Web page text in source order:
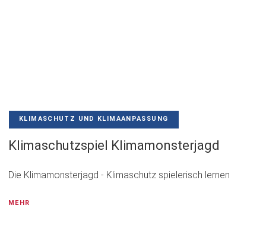
KLIMASCHUTZ UND KLIMAANPASSUNG
Klimaschutzspiel Klimamonsterjagd
Die Klimamonsterjagd - Klimaschutz spielerisch lernen
MEHR